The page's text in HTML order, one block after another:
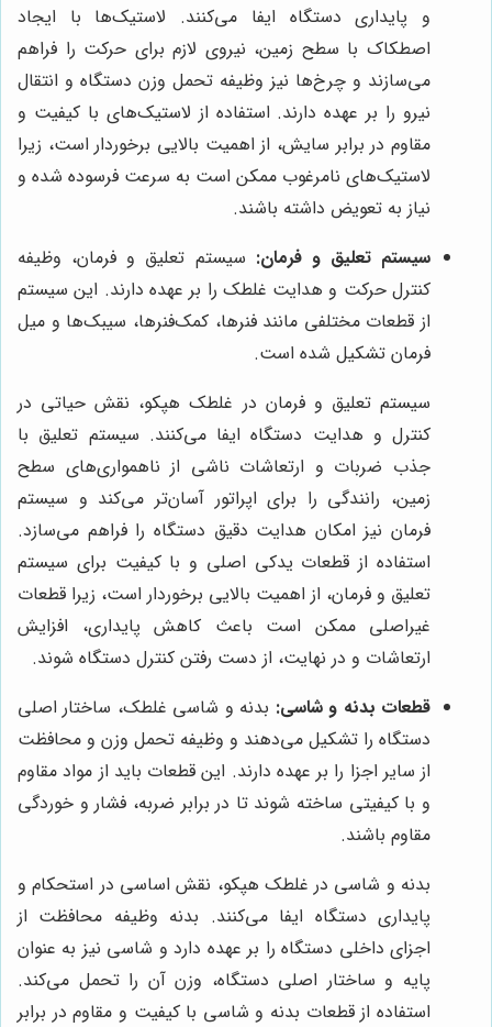
و پایداری دستگاه ایفا می‌کنند. لاستیک‌ها با ایجاد
اصطکاک با سطح زمین، نیروی لازم برای حرکت را فراهم
می‌سازند و چرخ‌ها نیز وظیفه تحمل وزن دستگاه و انتقال
نیرو را بر عهده دارند. استفاده از لاستیک‌های با کیفیت و
مقاوم در برابر سایش، از اهمیت بالایی برخوردار است، زیرا
لاستیک‌های نامرغوب ممکن است به سرعت فرسوده شده و
نیاز به تعویض داشته باشند.
سیستم تعلیق و فرمان: سیستم تعلیق و فرمان، وظیفه
کنترل حرکت و هدایت غلطک را بر عهده دارند. این سیستم
از قطعات مختلفی مانند فنرها، کمک‌فنرها، سیبک‌ها و میل
فرمان تشکیل شده است.
سیستم تعلیق و فرمان در غلطک هپکو، نقش حیاتی در
کنترل و هدایت دستگاه ایفا می‌کنند. سیستم تعلیق با
جذب ضربات و ارتعاشات ناشی از ناهمواری‌های سطح
زمین، رانندگی را برای اپراتور آسان‌تر می‌کند و سیستم
فرمان نیز امکان هدایت دقیق دستگاه را فراهم می‌سازد.
استفاده از قطعات یدکی اصلی و با کیفیت برای سیستم
تعلیق و فرمان، از اهمیت بالایی برخوردار است، زیرا قطعات
غیراصلی ممکن است باعث کاهش پایداری، افزایش
ارتعاشات و در نهایت، از دست رفتن کنترل دستگاه شوند.
قطعات بدنه و شاسی: بدنه و شاسی غلطک، ساختار اصلی
دستگاه را تشکیل می‌دهند و وظیفه تحمل وزن و محافظت
از سایر اجزا را بر عهده دارند. این قطعات باید از مواد مقاوم
و با کیفیتی ساخته شوند تا در برابر ضربه، فشار و خوردگی
مقاوم باشند.
بدنه و شاسی در غلطک هپکو، نقش اساسی در استحکام و
پایداری دستگاه ایفا می‌کنند. بدنه وظیفه محافظت از
اجزای داخلی دستگاه را بر عهده دارد و شاسی نیز به عنوان
پایه و ساختار اصلی دستگاه، وزن آن را تحمل می‌کند.
استفاده از قطعات بدنه و شاسی با کیفیت و مقاوم در برابر